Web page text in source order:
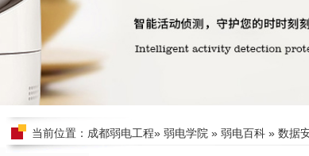
当前位置： 成都弱电工程» 弱电学院 » 弱电百科 » 数据